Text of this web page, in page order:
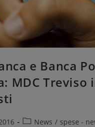
e Banca
MDC Treviso
News / spese -